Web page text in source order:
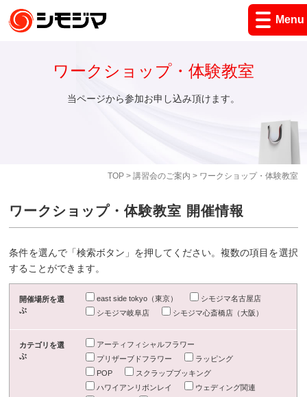
Menu
TOP> 講習会のご案内 > ワークショップ・体験教室
ワークショップ・体験教室
当ページから参加お申し込み頂けます。
ワークショップ・体験教室 開催情報
条件を選んで「検索ボタン」を押してください。複数の項目を選択
することができます。
開催場所を選
ぶ
east side tokyo（東京）
シモジマ名古屋店
シモジマ岐阜店
シモジマ心斎橋店（大阪）
カテゴリを選
ぶ
アーティフィシャルフラワー
プリザーブドフラワー
ラッピング
POP
スクラップブッキング
ハワイアンリボンレイ
ウェディング関連